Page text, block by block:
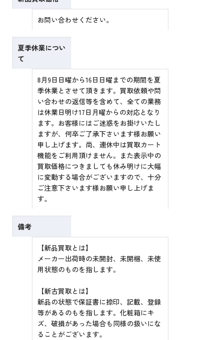
お問い合わせください。
夏季休業につい
て
8月9日日曜から16日日曜までの期間を夏
季休業とさせて頂きます。買取依頼や問
い合わせの返信等を含めて、全ての業務
は休業日明け17日月曜からの対応となり
ます。お客様にはご迷惑をお掛けいたし
ますが、何卒ご了承下さいます様お願い
申し上げます。尚、連休中は買取カート
機能をご利用頂けません。また表示中の
買取価格につきましても休み明けに大幅
に変動する場合がございますので、十分
ご注意下さいます様お願い申し上げま
す。
備考
【新品買取とは】
メーカー出荷時の未開封、未開梱、未使
用状態のものを指します。
【新古買取とは】
新品の状態で保証書に捺印、記載、登録
等があるのもを指します。化粧箱にキ
ズ、破損があった場合も同様の扱いにな
ることがございます。